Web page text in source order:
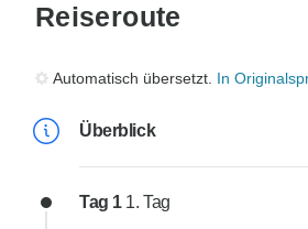
Reiseroute
Automatisch übersetzt. In
Überblick
Tag 1 1. Tag